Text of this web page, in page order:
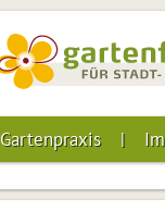
Gartenpraxis